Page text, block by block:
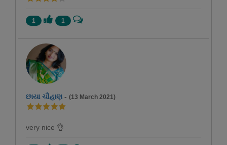
1 1
છાયા ચૌહાણ - (13 March 2021)
very nice 👌